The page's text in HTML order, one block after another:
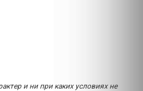
и ни при каких условиях не